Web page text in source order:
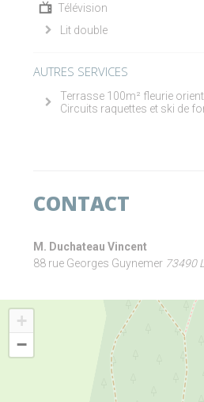
Télévision
Lit double
AUTRES SERVICES
Terrasse 100m² fleurie
Circuits raquettes et ski de
CONTACT
M. Duchateau Vincent
88 rue Georges Guynemer 73490
+
−